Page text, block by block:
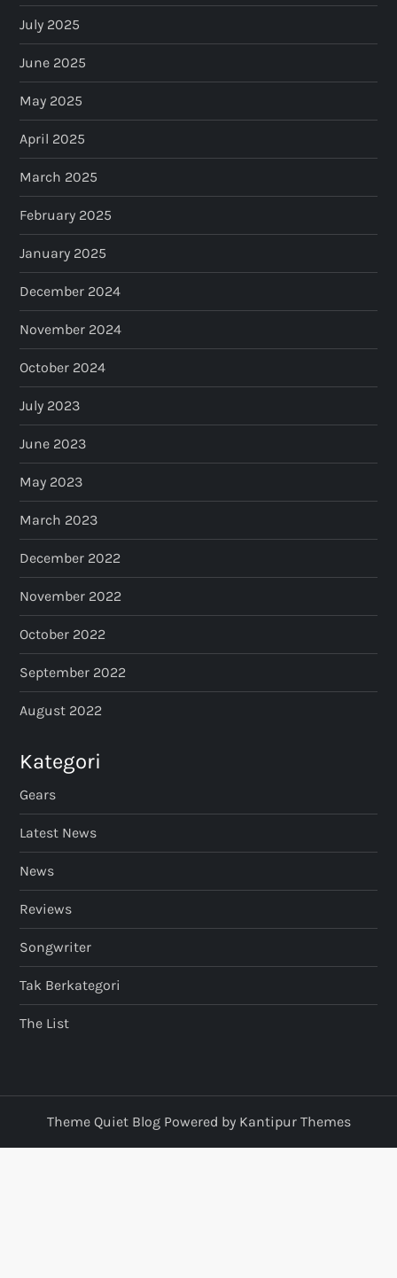
July 2025
June 2025
May 2025
April 2025
March 2025
February 2025
January 2025
December 2024
November 2024
October 2024
July 2023
June 2023
May 2023
March 2023
December 2022
November 2022
October 2022
September 2022
August 2022
Kategori
Gears
Latest News
News
Reviews
Songwriter
Tak Berkategori
The List
Theme Quiet Blog Powered by Kantipur Themes